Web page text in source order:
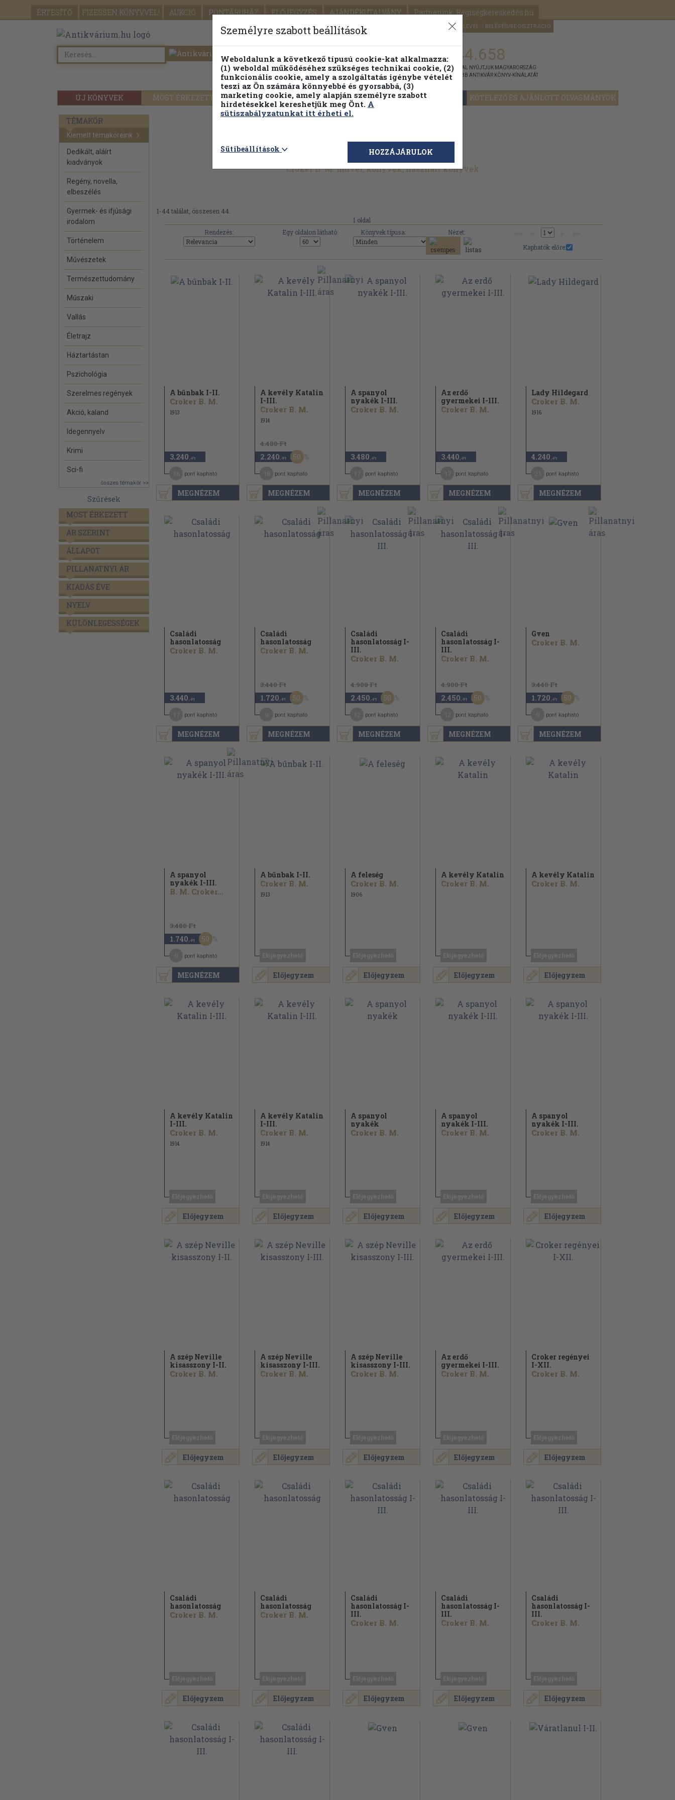
ÉRTESÍTŐ FIZESSEN KÖNYVVEL! AUKCIÓ PONTÁRUHÁZ ELŐJEGYZÉS AJÁNDÉKUTALVÁNY Partnerünk: Régiségkereskedés.hu
SEGÍTSÉG HÍRLEVÉL BELÉPÉS/REGISZTRÁCIÓ
ÚJ KÖNYVEK MOST ÉRKEZETT PILLANATNYI ÁRAINK FENNTARTHATÓ OLVASMÁNYOK KÖTELEZŐ ÉS AJÁNLOTT OLVASMÁNYOK
Részletes kereső Témaköri fa 1.144.658
KIADVÁNNYAL NYÚJTJUK MAGYARORSZÁG
LEGNAGYOBB ANTIKVÁR KÖNYV-KÍNÁLATÁT
TÉMAKÖR
Kiemelt témaköreink
Dedikált, aláírt
kiadványok
Regény, novella,
elbeszélés
Gyermek- és ifjúsági
irodalom
Történelem
Művészetek
Természettudomány
Műszaki
Vallás
Életrajz
Háztartástan
Pszichológia
Szerelmes regények
Akció, kaland
Idegennyelv
Krimi
Sci-fi
összes témakör >>
Szűrések
MOST ÉRKEZETT
ÁR SZERINT
ÁLLAPOT
PILLANATNYI ÁR
KIADÁS ÉVE
NYELV
KÜLÖNLEGESSÉGEK
Croker B. M. művei, könyvek, használt könyvek
1-44 találat, összesen 44.
1 oldal
Rendezés:
Egy oldalon látható: Könyvek típusa:
Nézet:
Kaphatók előre:
MEGNÉZEM
A bűnbak I-II.
Croker B. M.
1913
3.240 ,-Ft
pont kapható
MEGNÉZEM
A kevély Katalin
I-III.
Croker B. M.
1914
4.480 Ft
2.240 ,-Ft 50
pont kapható
MEGNÉZEM
A spanyol
nyakék I-III.
Croker B. M.
3.480 ,-Ft
pont kapható
MEGNÉZEM
Az erdő
gyermekei I-III.
Croker B. M.
3.440 ,-Ft
pont kapható
MEGNÉZEM
Lady Hildegard
Croker B. M.
1916
4.240 ,-Ft
pont kapható
MEGNÉZEM
Családi
hasonlatosság
Croker B. M.
3.440 ,-Ft
pont kapható
MEGNÉZEM
Családi
hasonlatosság
Croker B. M.
3.440 Ft
1.720 ,-Ft 50
pont kapható
MEGNÉZEM
Családi
hasonlatosság I-
III.
Croker B. M.
4.900 Ft
2.450 ,-Ft 50
pont kapható
MEGNÉZEM
Családi
hasonlatosság I-
III.
Croker B. M.
4.900 Ft
2.450 ,-Ft 50
pont kapható
MEGNÉZEM
Gven
Croker B. M.
3.440 Ft
1.720 ,-Ft 50
pont kapható
MEGNÉZEM
A spanyol
nyakék I-III.
B. M. Croker...
3.480 Ft
1.740 ,-Ft 50
pont kapható
Előjegyzem
A bűnbak I-II.
Croker B. M.
1913
Előjegyzem
A feleség
Croker B. M.
1906
Előjegyzem
A kevély Katalin
Croker B. M.
Előjegyzem
A kevély Katalin
Croker B. M.
Előjegyzem
A kevély Katalin
I-III.
Croker B. M.
1914
Előjegyzem
A kevély Katalin
I-III.
Croker B. M.
1914
Előjegyzem
A spanyol
nyakék
Croker B. M.
Előjegyzem
A spanyol
nyakék I-III.
Croker B. M.
Előjegyzem
A spanyol
nyakék I-III.
Croker B. M.
Előjegyzem
A szép Neville
kisasszony I-II.
Croker B. M.
Előjegyzem
A szép Neville
kisasszony I-III.
Croker B. M.
Előjegyzem
A szép Neville
kisasszony I-III.
Croker B. M.
Előjegyzem
Az erdő
gyermekei I-III.
Croker B. M.
Előjegyzem
Croker regényei
I-XII.
Croker B. M.
Előjegyzem
Családi
hasonlatosság
Croker B. M.
Előjegyzem
Családi
hasonlatosság
Croker B. M.
Előjegyzem
Családi
hasonlatosság I-
III.
Croker B. M.
Előjegyzem
Családi
hasonlatosság I-
III.
Croker B. M.
Előjegyzem
Családi
hasonlatosság I-
III.
Croker B. M.
Személyre szabott beállítások
Weboldalunk a következő típusú cookie-kat alkalmazza:
(1) weboldal működéséhez szükséges technikai cookie, (2)
funkcionális cookie, amely a szolgáltatás igénybe vételét
teszi az Ön számára könnyebbé és gyorsabbá, (3)
marketing cookie, amely alapján személyre szabott
hirdetésekkel kereshetjük meg Önt. A
sütiszabályzatunkat itt érheti el.
Sütibeállítások HOZZÁJÁRULOK